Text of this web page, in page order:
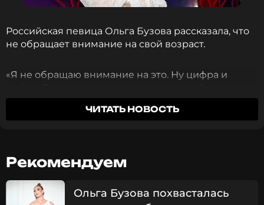
Российская певица Ольга Бузова рассказала, что
не обращает внимание на свой возраст.
«Я не обращаю внимание на это. Ну цифра и
такая же, как в 25 лет, и главное — чувствую себя
на столько же», — приводит слова Бузовой
Она рассказала, что начала заниматься
серфингом и у нее уже отлично получается. По ее
словам, ее тренер в восторге от такого прогресса.
ЧИТАТЬ НОВОСТЬ
Рекомендуем
Ольга Бузова похвасталась